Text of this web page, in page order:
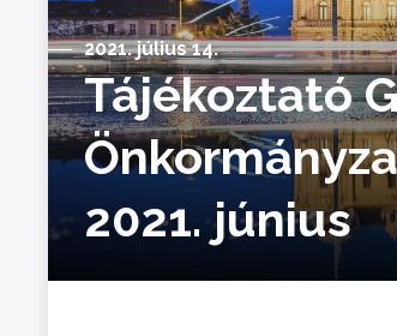
2021. július 14.
Tájékoztató
2021. június